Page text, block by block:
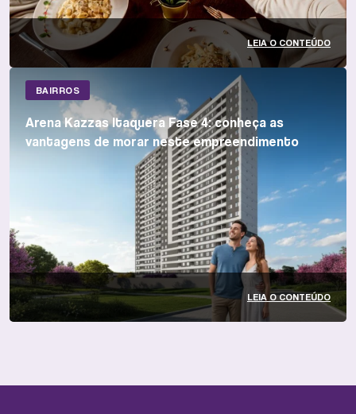
LEIA O CONTEÚDO
BAIRROS
Arena Kazzas Itaquera Fase 4: conheça as
vantagens de morar neste empreendimento
LEIA O CONTEÚDO